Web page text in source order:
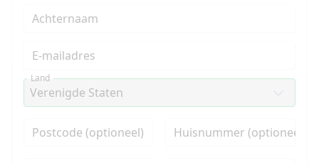
Achternaam
E-mailadres
Land
Postcode (optioneel) Huisnummer (optioneel)